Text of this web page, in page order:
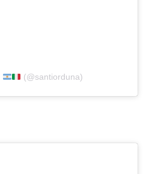
(@santiorduna)